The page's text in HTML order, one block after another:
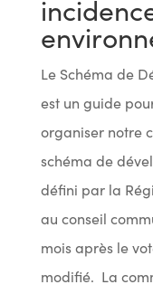
Le Schéma de
est un guide
organiser notre
schéma de
défini par la
au conseil
mois après le
modifié. La